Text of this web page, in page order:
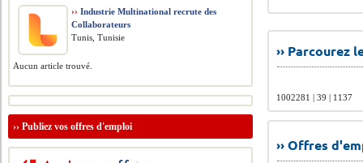
››
1002281 | 39 | 1137
›› Offres
›› Industrie Multinational recrute des
Collaborateurs
Tunis, Tunisie
Aucun article trouvé.
››Publiez vos offres d'emploi